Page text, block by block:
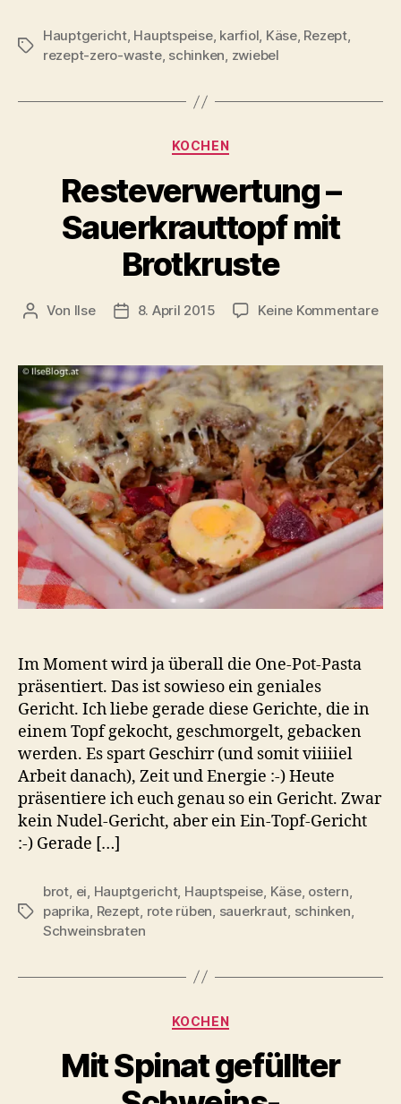
Schlagwörter
Hauptgericht, Hauptspeise, karfiol, Käse, Rezept,
rezept-zero-waste, schinken, zwiebel
Kategorien
KOCHEN
Resteverwertung –
Sauerkrauttopf mit
Brotkruste
Beitragsautor
Von Ilse Beitragsdatum
8. April 2015 Keine Kommentarezu
mit
Im Moment wird ja überall die One-Pot-Pasta
präsentiert. Das ist sowieso ein geniales
Gericht. Ich liebe gerade diese Gerichte, die in
einem Topf gekocht, geschmorgelt, gebacken
werden. Es spart Geschirr (und somit viiiiiel
Arbeit danach), Zeit und Energie :-) Heute
präsentiere ich euch genau so ein Gericht. Zwar
kein Nudel-Gericht, aber ein Ein-Topf-Gericht
:-) Gerade […]
Schlagwörter
brot, ei, Hauptgericht, Hauptspeise, Käse, ostern,
paprika, Rezept, rote rüben, sauerkraut, schinken,
Schweinsbraten
Kategorien
KOCHEN
Mit Spinat gefüllter